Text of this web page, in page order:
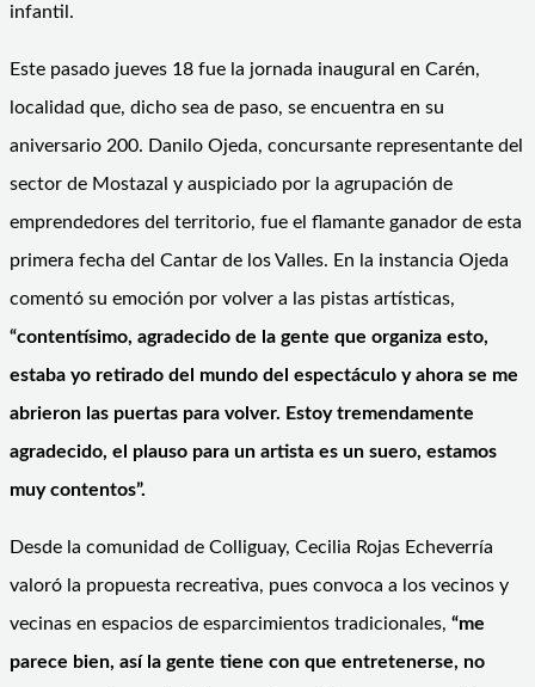
infantil.
Este pasado jueves 18 fue la jornada inaugural en Carén,
localidad que, dicho sea de paso, se encuentra en su
aniversario 200. Danilo Ojeda, concursante representante del
sector de Mostazal y auspiciado por la agrupación de
emprendedores del territorio, fue el flamante ganador de esta
primera fecha del Cantar de los Valles. En la instancia Ojeda
comentó su emoción por volver a las pistas artísticas,
“contentísimo, agradecido de la gente que organiza esto,
estaba yo retirado del mundo del espectáculo y ahora se me
abrieron las puertas para volver. Estoy tremendamente
agradecido, el plauso para un artista es un suero, estamos
muy contentos”.
Desde la comunidad de Colliguay, Cecilia Rojas Echeverría
valoró la propuesta recreativa, pues convoca a los vecinos y
vecinas en espacios de esparcimientos tradicionales, “me
parece bien, así la gente tiene con que entretenerse, no